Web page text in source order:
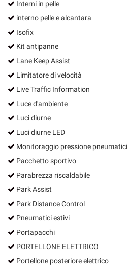
Interni in pelle
interno pelle e alcantara
Isofix
Kit antipanne
Lane Keep Assist
Limitatore di velocità
Live Traffic Information
Luce d'ambiente
Luci diurne
Luci diurne LED
Monitoraggio pressione pneumatici
Pacchetto sportivo
Parabrezza riscaldabile
Park Assist
Park Distance Control
Pneumatici estivi
Portapacchi
PORTELLONE ELETTRICO
Portellone posteriore elettrico